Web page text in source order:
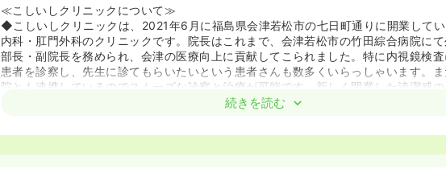
≪こしいしクリニックについて≫
◆こしいしクリニックは、2021年6月に福島県会津若松市の七日町通りに開業して
内科・肛門外科のクリニックです。院長はこれまで、会津若松市の竹田綜合病院に
部長・副院長を務められ、会津の医療向上に貢献してこられました。特に内視鏡検
患者を診察し、先生に診てもらいたいという患者さんも数多くいらっしゃいます。
院とも連携しているのでスムーズな診察と治療が可能です。新しく開業した清潔感の
≪院長挨拶：こしいしクリニック 院長 輿石直樹様≫
続きを読む